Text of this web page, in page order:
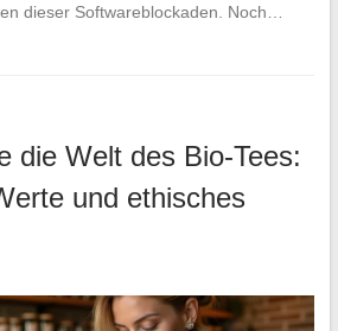
dieser Softwareblockaden. Noch…
die Welt des Bio-Tees:
und ethisches